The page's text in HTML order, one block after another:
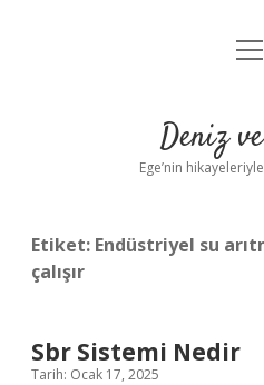
Yasal
Deniz
Ege’nin
Etiket: Endüstriyel su
çalışır
Sbr Sistemi Nedir
Tarih: Ocak 17, 2025